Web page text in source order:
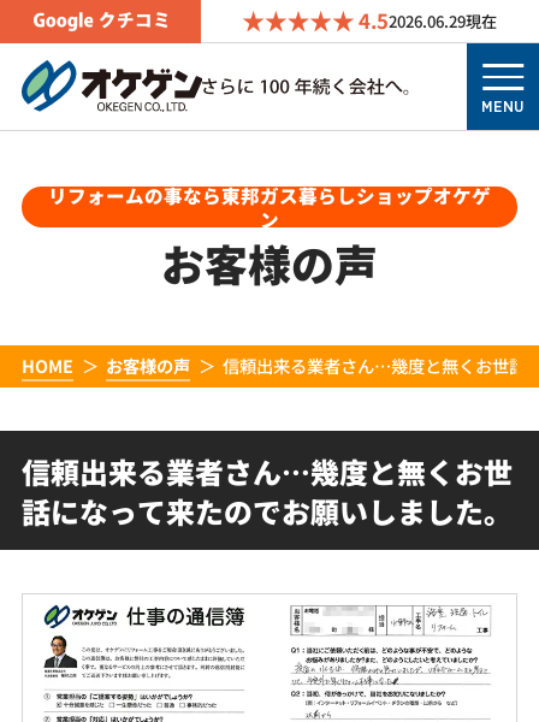
4.52026.06.29現在
MENU
リフォームの事なら東邦ガス暮らしショップオケゲ
ン
お客様の声
HOME お客様の声 信頼出来る業者さん…幾度と無くお世話
信頼出来る業者さん…幾度と無くお世
話になって来たのでお願いしました。